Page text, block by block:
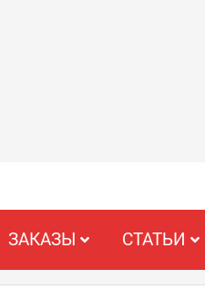
ЗАКАЗЫ СТАТЬИ